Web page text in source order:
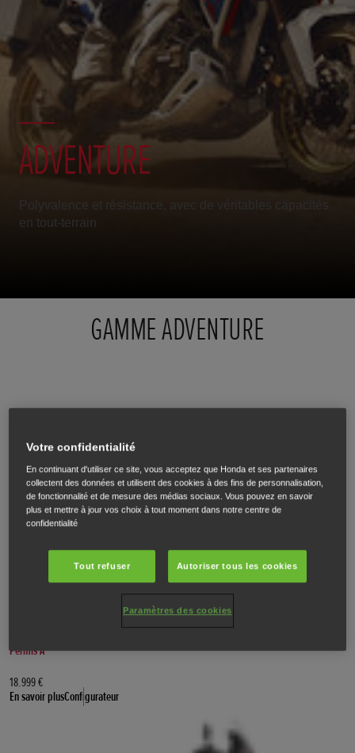
ADVENTURE
Polyvalence et résistance, avec de véritables capacités
en tout-terrain
GAMME ADVENTURE
CRF1100L Africa Twin Adventure Sports
Permis A
18.999 €
En savoir plusConfigurateur
Votre confidentialité
En continuant d'utiliser ce site, vous acceptez que Honda et ses partenaires
collectent des données et utilisent des cookies à des fins de personnalisation,
de fonctionnalité et de mesure des médias sociaux. Vous pouvez en savoir
plus et mettre à jour vos choix à tout moment dans notre centre de
confidentialité
Tout refuser Autoriser tous les cookies
Paramètres des cookies